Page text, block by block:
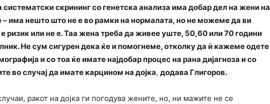
систематски скрининг со генетска анализа има добар дел на жени на
– има нешто што не е во рамки на нормалата, но не можеме да ви
ризик или не е. Таа жена треба да живее уште, 50,60 или 70 години
Не сум сигурен дека ќе и помогнеме, отколку да ѝ кажеме одете
и со тоа ќе имате најдобар процес на рана дијагноза и со
во случај да имате карцином на дојка, додава Глигоров.
ракот на дојка ги погодува жените, но, ни мажите не се